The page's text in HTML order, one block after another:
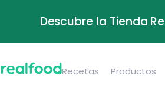
Descubre la Tienda
Recetas Productos